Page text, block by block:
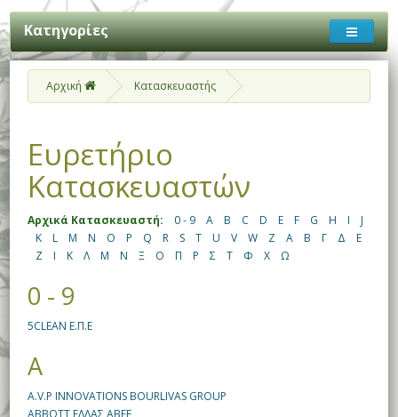
Κατηγορίες
Αρχική Κατασκευαστής
Ευρετήριο
Κατασκευαστών
Αρχικά Κατασκευαστή: 0 - 9 A B C D E F G H I
J
K
L M N O P Q R S T U V W Z Α Β Γ Δ
Ε
Ζ
Ι Κ Λ Μ Ν Ξ Ο Π Ρ Σ Τ Φ Χ Ω
0 - 9
5CLEAN E.Π.Ε
A
A.V.P INNOVATIONS BOURLIVAS GROUP
ABBOTT ΕΛΛΑΣ ΑΒΕΕ